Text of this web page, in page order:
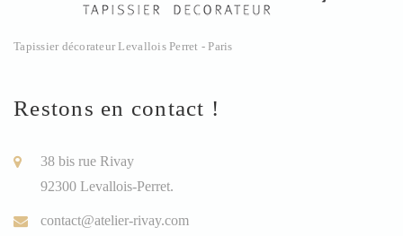
Tapissier décorateur Levallois Perret - Paris
Restons en contact !
38 bis rue Rivay
92300 Levallois-Perret.
contact@atelier-rivay.com